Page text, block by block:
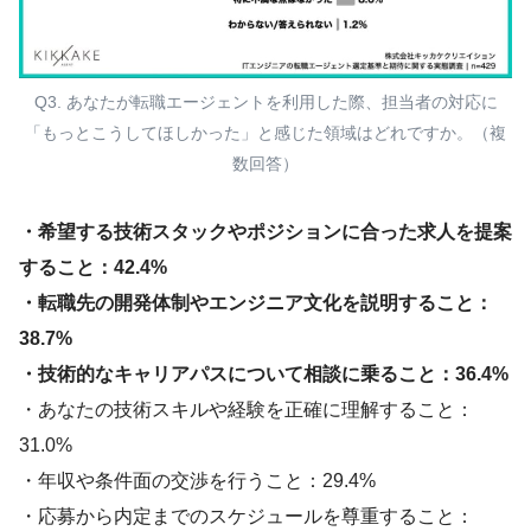
Q3. あなたが転職エージェントを利用した際、担当者の対応に
「もっとこうしてほしかった」と感じた領域はどれですか。（複
数回答）
・希望する技術スタックやポジションに合った求人を提案
すること：42.4%
・転職先の開発体制やエンジニア文化を説明すること：
38.7%
・技術的なキャリアパスについて相談に乗ること：36.4%
・あなたの技術スキルや経験を正確に理解すること：
31.0%
・年収や条件面の交渉を行うこと：29.4%
・応募から内定までのスケジュールを尊重すること：